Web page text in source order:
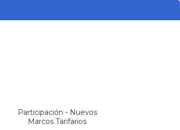
Participación - Nuevos
Marcos Tarifarios